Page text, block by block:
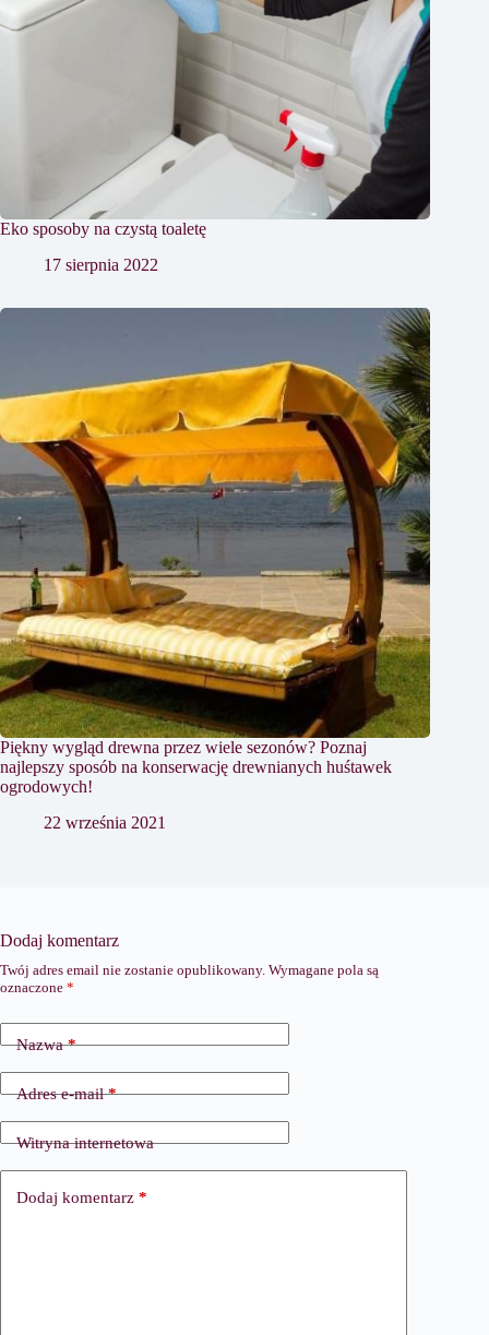
Eko sposoby na czystą toaletę
17 sierpnia 2022
Piękny wygląd drewna przez wiele sezonów? Poznaj
najlepszy sposób na konserwację drewnianych huśtawek
ogrodowych!
22 września 2021
Dodaj komentarz
Twój adres email nie zostanie opublikowany. Wymagane pola są
oznaczone *
Nazwa*
Adres e-mail*
Witryna internetowa
Dodaj komentarz *